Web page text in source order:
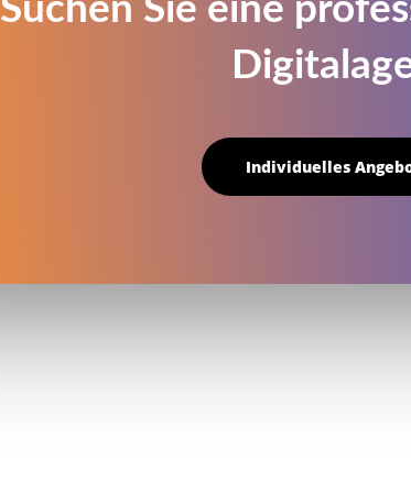
Suchen Sie eine
Individuelles